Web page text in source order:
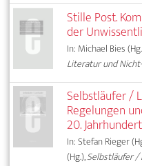
Stille Post.
der
In: Michael Bies
Literatur und
Selbstläufer /
Regelungen
20. Jahrhundert
In: Stefan Rieger
(Hg.),Selbstläufer /